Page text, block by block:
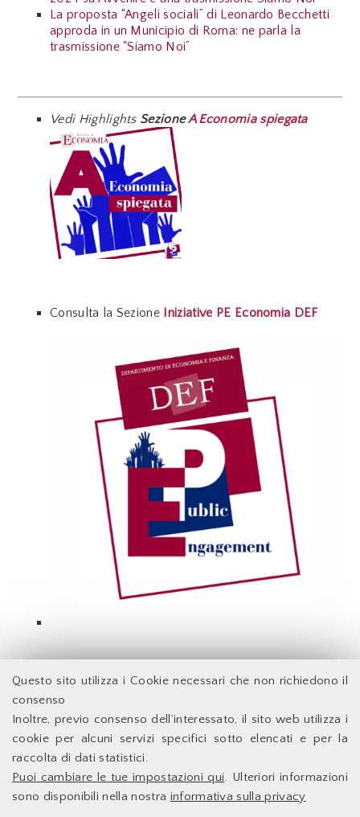
Questo sito utilizza i Cookie necessari che non richiedono il
consenso
Inoltre, previo consenso dell’interessato, il sito web utilizza i
cookie per alcuni servizi specifici sotto elencati e per la
raccolta di dati statistici.
Puoi cambiare le tue impostazioni qui. Ulteriori informazioni
sono disponibili nella nostra informativa sulla privacy
La proposta “Angeli sociali” di Leonardo Becchetti
approda in un Municipio di Roma: ne parla la
trasmissione “Siamo Noi”
Vedi HighlightsSezioneA Economia spiegata
Consulta la Sezione Iniziative PE Economia DEF
Indietro
Facoltà di Economia - Università degli Studi di Roma
Accessibilità
Facoltà di Economia